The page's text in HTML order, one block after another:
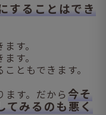
することはでき
す。
す。
ともできます。
す。だから今そ
てみるのも悪く